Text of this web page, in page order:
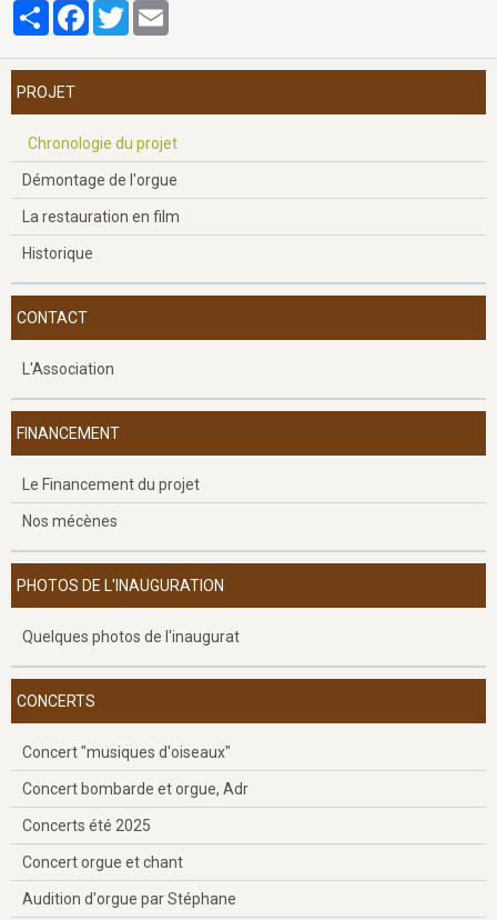
PartagerFacebook
Twitter
PROJET
Chronologie du projet
Démontage de l'orgue
La restauration en film
Historique
CONTACT
L'Association
FINANCEMENT
Le Financement du projet
Nos mécènes
PHOTOS DE L'INAUGURATION
Quelques photos de l'inaugurat
CONCERTS
Concert "musiques d'oiseaux"
Concert bombarde et orgue, Adr
Concerts été 2025
Concert orgue et chant
Audition d'orgue par Stéphane